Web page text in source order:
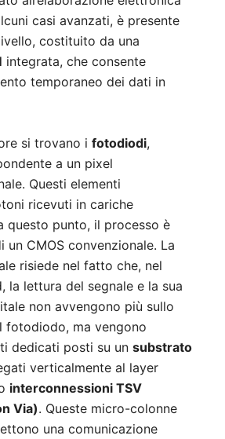
casi avanzati, è presente
costituito da una
integrata, che consente
temporaneo dei dati in
si trovano i fotodiodi,
a un pixel
Questi elementi
ricevuti in cariche
questo punto, il processo è
un CMOS convenzionale. La
risiede nel fatto che, nel
la lettura del segnale e la sua
non avvengono più sullo
fotodiodo, ma vengono
dedicati posti su un substrato
verticalmente al layer
interconnessioni TSV
Via). Queste micro-colonne
una comunicazione